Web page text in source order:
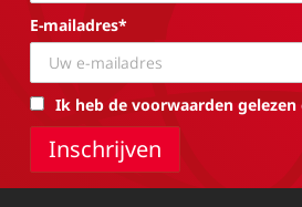
E-mailadres*
Ik heb de voorwaarden